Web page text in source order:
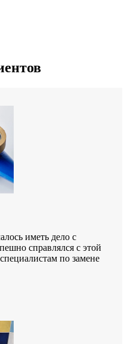
иметь дело с
справлялся с этой
по замене